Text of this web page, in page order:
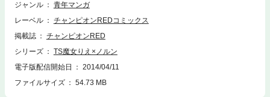
ジャンル
青年マンガ
レーベル
チャンピオンREDコミックス
掲載誌
チャンピオンRED
シリーズ
TS魔女りえ×ノルン
電子版配信開始日
2014/04/11
ファイルサイズ
54.73 MB